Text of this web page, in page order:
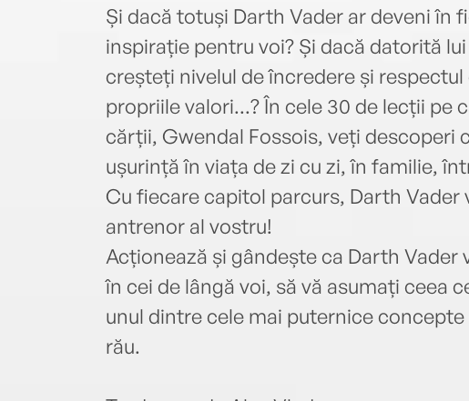
Și dacă totuși Darth Vader ar deveni în
inspirație pentru voi? Și dacă datorită
creșteți nivelul de încredere și respectul
propriile valori...? În cele 30 de lecții pe
cărții, Gwendal Fossois, veți descoperi
ușurință în viața de zi cu zi, în familie,
Cu fiecare capitol parcurs, Darth Vader
antrenor al vostru!
Acționează și gândește ca Darth Vader
în cei de lângă voi, să vă asumați ceea
unul dintre cele mai puternice
rău.